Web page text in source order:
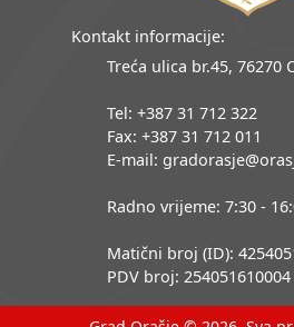
Kontakt informacije:
Treća ulica br.45, 76270
Tel: +387 31 712 322
Fax: +387 31 712 011
E-mail:
Radno vrijeme: 7:30 -
Matični broj (ID):
PDV broj: 254051610004